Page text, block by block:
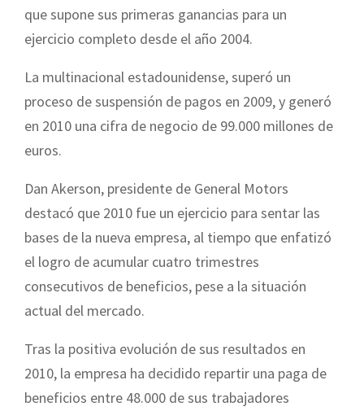
que supone sus primeras ganancias para un
ejercicio completo desde el año 2004.
La multinacional estadounidense, superó un
proceso de suspensión de pagos en 2009, y generó
en 2010 una cifra de negocio de 99.000 millones de
euros.
Dan Akerson, presidente de General Motors
destacó que 2010 fue un ejercicio para sentar las
bases de la nueva empresa, al tiempo que enfatizó
el logro de acumular cuatro trimestres
consecutivos de beneficios, pese a la situación
actual del mercado.
Tras la positiva evolución de sus resultados en
2010, la empresa ha decidido repartir una paga de
beneficios entre 48.000 de sus trabajadores